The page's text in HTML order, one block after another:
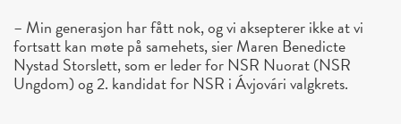
– Min generasjon har fått nok, og vi aksepterer ikke at vi
fortsatt kan møte på samehets, sier Maren Benedicte
Nystad Storslett, som er leder for NSR Nuorat (NSR
Ungdom) og 2. kandidat for NSR i Ávjovári valgkrets.